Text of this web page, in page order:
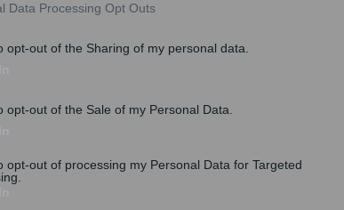
Data Processing Opt Outs
opt-out of the Sharing of my personal data.
opt-out of the Sale of my Personal Data.
opt-out of processing my Personal Data for Targeted
ήδη σε εφαρμογή στα σούπερ μάρκετ, τις
το λιανεμπόριο, τον τουρισμό – εστίαση και